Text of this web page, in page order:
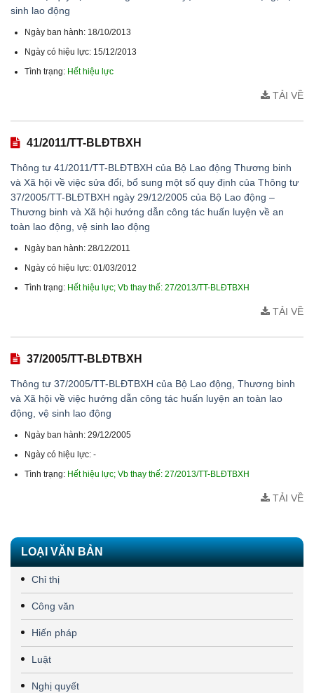
LOẠI VĂN BẢN
Chỉ thị
Công văn
Hiến pháp
Luật
Nghị quyết
sinh lao động
Ngày ban hành: 18/10/2013
Ngày có hiệu lực: 15/12/2013
Tình trạng: Hết hiệu lực
TẢI VỀ
41/2011/TT-BLĐTBXH
Thông tư 41/2011/TT-BLĐTBXH của Bộ Lao động Thương binh
và Xã hội về việc sửa đổi, bổ sung một số quy định của Thông tư
37/2005/TT-BLĐTBXH ngày 29/12/2005 của Bộ Lao động –
Thương binh và Xã hội hướng dẫn công tác huấn luyện về an
toàn lao động, vệ sinh lao động
Ngày ban hành: 28/12/2011
Ngày có hiệu lực: 01/03/2012
Tình trạng: Hết hiệu lực; Vb thay thế: 27/2013/TT-BLĐTBXH
TẢI VỀ
37/2005/TT-BLĐTBXH
Thông tư 37/2005/TT-BLĐTBXH của Bộ Lao động, Thương binh
và Xã hội về việc hướng dẫn công tác huấn luyện an toàn lao
động, vệ sinh lao động
Ngày ban hành: 29/12/2005
Ngày có hiệu lực: -
Tình trạng: Hết hiệu lực; Vb thay thế: 27/2013/TT-BLĐTBXH
TẢI VỀ